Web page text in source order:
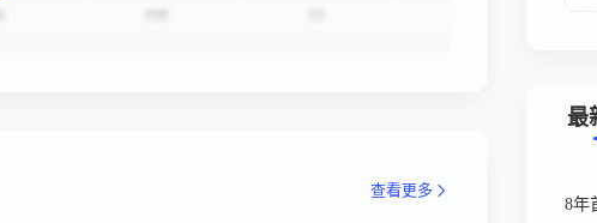
查看更多
最